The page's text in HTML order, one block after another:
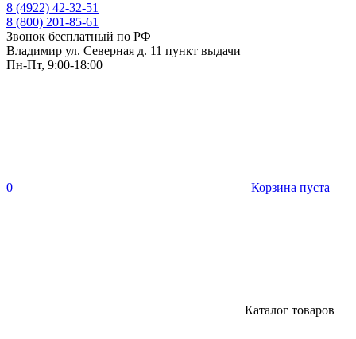
8 (4922) 42-32-51
8 (800) 201-85-61
Звонок бесплатный по РФ
Владимир ул. Северная д. 11 пункт выдачи
Пн-Пт, 9:00-18:00
0 Корзина пуста
Каталог товаров